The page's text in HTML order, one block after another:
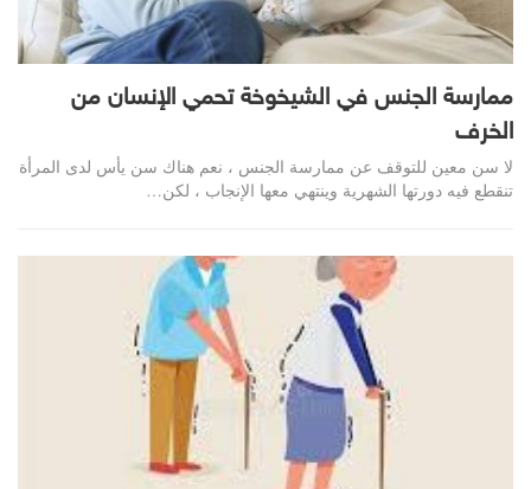
ممارسة الجنس في الشيخوخة تحمي الإنسان من
الخرف
لا سن معين للتوقف عن ممارسة الجنس ، نعم هناك سن يأس لدى المرأة
تنقطع فيه دورتها الشهرية وينتهي معها الإنجاب ، لكن…